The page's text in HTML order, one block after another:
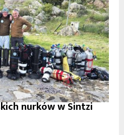
nurków w Sintzi